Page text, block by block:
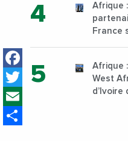
Facebook
Twitter
sur son
Nairobi
Afrique
France
Afrique
West
d’Ivoire